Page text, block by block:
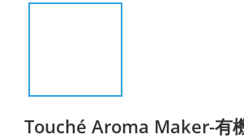
Touché Aroma Maker-有